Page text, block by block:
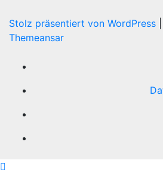
Stolz präsentiert von WordPress
Themeansar